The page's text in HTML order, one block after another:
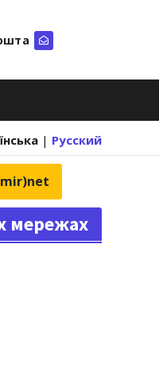
| Русский
мережах